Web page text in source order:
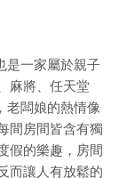
是一家屬於親子
麻將、任天堂
老闆娘的熱情像
間房間皆含有獨
假的樂趣，房間
而讓人有放鬆的